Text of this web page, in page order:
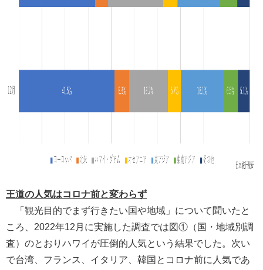
王道の人気はコロナ前と変わらず
「観光目的でまず行きたい国や地域」について聞いたと
ころ、2022年12月に実施した調査では図①（国・地域別調
査）のとおりハワイが圧倒的人気という結果でした。次い
で台湾、フランス、イタリア、韓国とコロナ前に人気であ